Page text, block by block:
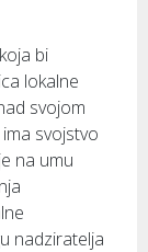
bi
lokalne
svojom
svojstvo
na umu
nadziratelja